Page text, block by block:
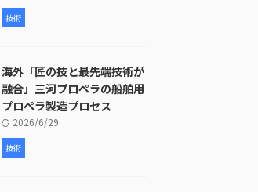
技術
海外「匠の技と最先端技術が
融合」三河プロペラの船舶用
プロペラ製造プロセス
2026/6/29
技術